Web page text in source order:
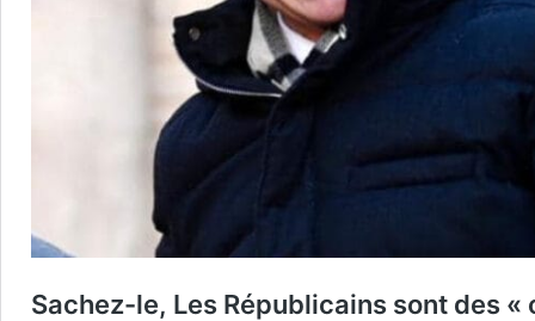
Sachez-le, Les Républicains sont des «